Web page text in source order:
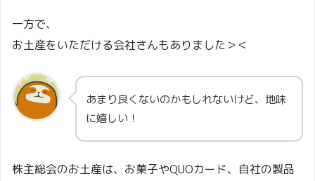
一方で、
お土産をいただける会社さんもありました＞＜
あまり良くないのかもしれないけど、地味
に嬉しい！
株主総会のお土産は、お菓子やQUOカード、自社の製品